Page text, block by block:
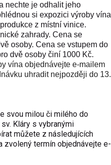
nechte je odhalit jeho
si expozici výroby vína
z místní vinice.
zahrady. Cena se
osoby. Cena se vstupem do
dvě osoby činí 1000 Kč.
vína objednávejte e-mailem
uhradit nejpozději do 13.
svou milou či milého do
Kláry s vybranými
můžete z následujících
zvolený termín objednávejte e-